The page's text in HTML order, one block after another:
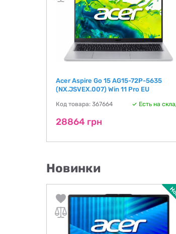
Acer Aspire Go 15 AG15-72P-5635
(NX.JSVEX.007) Win 11 Pro EU
Код товара: 367664 Есть на
28864 грн
Новинки